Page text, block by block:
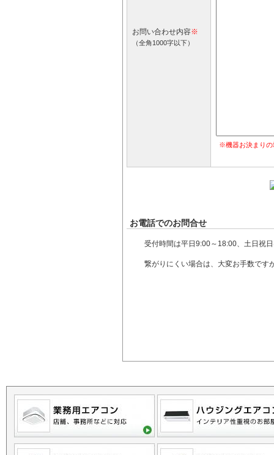
お問い合わせ内容※
（全角1000字以下）
※機器お決まりの
お電話でのお問合せ
受付時間は平日9:00～18:00、土日祝
繋がりにくい場合は、大変お手数です